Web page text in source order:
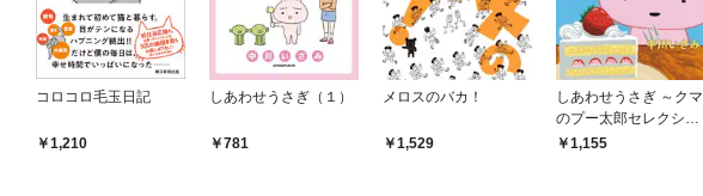
コロコロ毛玉日記
1,210
しあわせうさぎ（１）
781
メロスのバカ！
1,529
しあわせうさぎ ～クマ
のプー太郎セレクショ
ン～1,155